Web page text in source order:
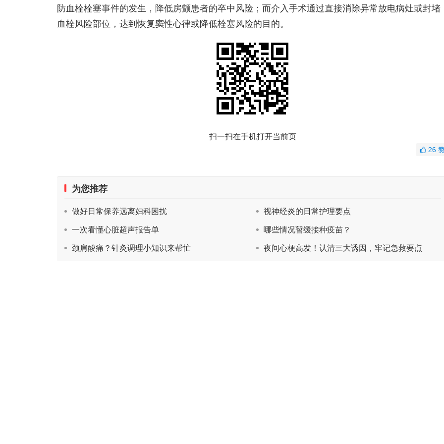
防血栓栓塞事件的发生，降低房颤患者的卒中风险；而介入手术通过直接消除异常放电病灶或封堵
血栓风险部位，达到恢复窦性心律或降低栓塞风险的目的。
扫一扫在手机打开当前页
26
为您推荐
做好日常保养远离妇科困扰 视神经炎的日常护理要点
一次看懂心脏超声报告单 哪些情况暂缓接种疫苗？
颈肩酸痛？针灸调理小知识来帮忙 夜间心梗高发！认清三大诱因，牢记急救要点